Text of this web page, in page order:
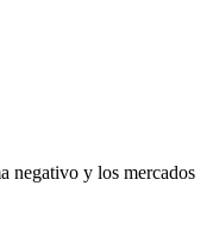
negativo y los mercados